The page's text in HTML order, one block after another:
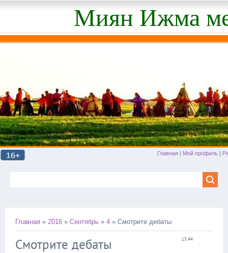
Миян Ижма
Главная | Мой профиль |
Главная » 2016 » Сентябрь » 4 » Смотрите дебаты
15:44
Смотрите дебаты